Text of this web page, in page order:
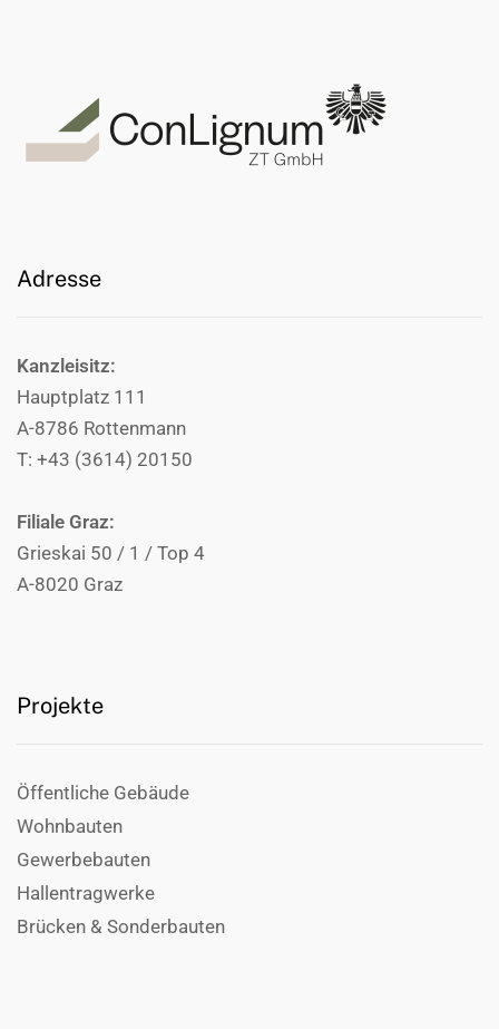
Adresse
Kanzleisitz:
Hauptplatz 111
A-8786 Rottenmann
T: +43 (3614) 20150
Filiale Graz:
Grieskai 50 / 1 / Top 4
A-8020 Graz
Projekte
Öffentliche Gebäude
Wohnbauten
Gewerbebauten
Hallentragwerke
Brücken & Sonderbauten